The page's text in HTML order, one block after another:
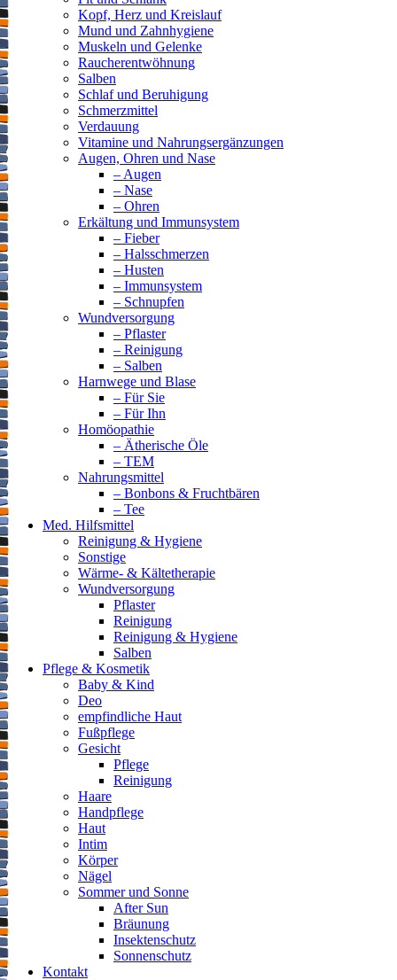
Kopf, Herz und Kreislauf
Mund und Zahnhygiene
Muskeln und Gelenke
Raucherentwöhnung
Salben
Schlaf und Beruhigung
Schmerzmittel
Verdauung
Vitamine und Nahrungsergänzungen
Augen, Ohren und Nase
– Augen
– Nase
– Ohren
Erkältung und Immunsystem
– Fieber
– Halsschmerzen
– Husten
– Immunsystem
– Schnupfen
Wundversorgung
– Pflaster
– Reinigung
– Salben
Harnwege und Blase
– Für Sie
– Für Ihn
Homöopathie
– Ätherische Öle
– TEM
Nahrungsmittel
– Bonbons & Fruchtbären
– Tee
Med. Hilfsmittel
Reinigung & Hygiene
Sonstige
Wärme- & Kältetherapie
Wundversorgung
Pflaster
Reinigung
Reinigung & Hygiene
Salben
Pflege & Kosmetik
Baby & Kind
Deo
empfindliche Haut
Fußpflege
Gesicht
Pflege
Reinigung
Haare
Handpflege
Haut
Intim
Körper
Nägel
Sommer und Sonne
After Sun
Bräunung
Insektenschutz
Sonnenschutz
Kontakt